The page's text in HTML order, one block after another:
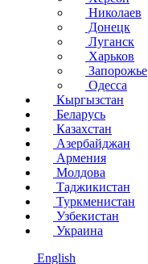
Николаев
Донецк
Луганск
Харьков
Запорожье
Одесса
Кыргызстан
Беларусь
Казахстан
Азербайджан
Армения
Молдова
Таджикистан
Туркменистан
Узбекистан
Украина
English